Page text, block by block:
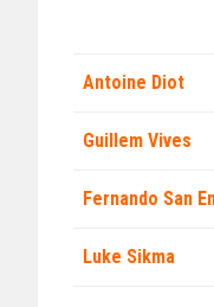
Antoine Diot
Guillem Vives
Fernando San
Luke Sikma